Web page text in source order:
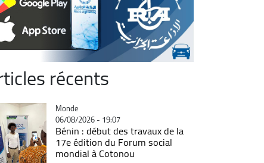
récents
Catégorie
Monde
06/08/2026 - 19:07
Bénin : début des travaux de la
17e édition du Forum social
mondial à Cotonou